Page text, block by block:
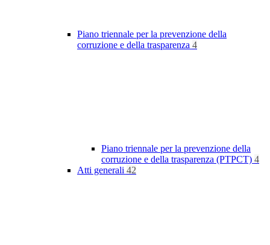
Piano triennale per la prevenzione della
corruzione e della trasparenza 4
Piano triennale per la prevenzione della
corruzione e della trasparenza (PTPCT) 4
Atti generali 42